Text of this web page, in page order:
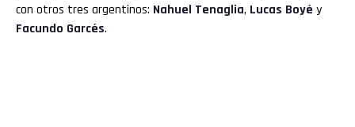
con otros tres argentinos: Nahuel Tenaglia, Lucas Boyé y
Facundo Garcés.